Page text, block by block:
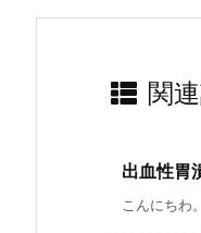
関
出血性胃
こんにちわ